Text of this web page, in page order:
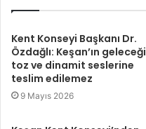
Kent Konseyi Başkanı Dr.
Özdağlı: Keşan’ın geleceği
toz ve dinamit seslerine
teslim edilemez
9 Mayıs 2026